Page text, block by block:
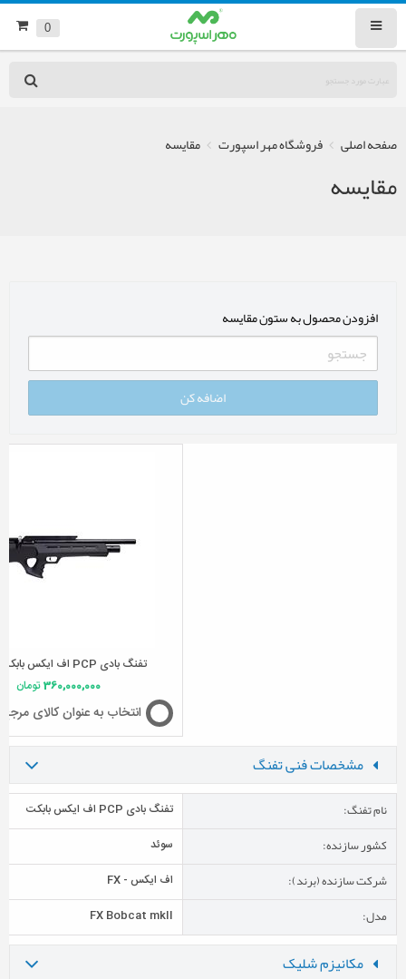
0
صفحه اصلی فروشگاه مهر اسپورت مقایسه
مقایسه
افزودن محصول به ستون مقایسه
اضافه کن
تفنگ بادی PCP اف ایکس بابکت MK II
360,000,000تومان
انتخاب به عنوان کالای مرجع
مشخصات فنی تفنگ
نام تفنگ: تفنگ بادی PCP اف ایکس بابکت
کشور سازنده: سوئد
شرکت سازنده (برند): اف ایکس - FX
مدل: FX Bobcat mkII
مکانیزم شلیک